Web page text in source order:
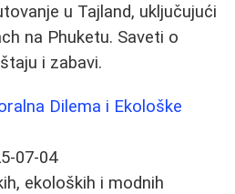
u Tajland, uključujući
na Phuketu. Saveti o
i zabavi.
Dilema i Ekološke
07-04
ekoloških i modnih